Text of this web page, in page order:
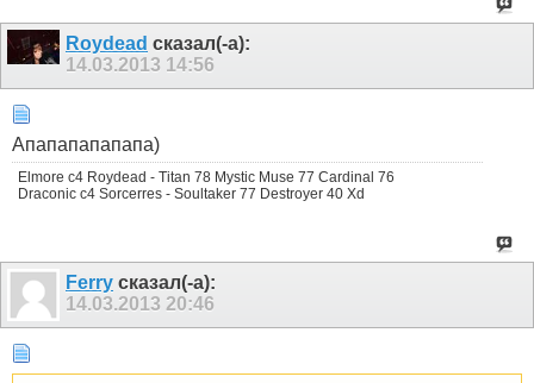
Roydead сказал(-а):
14.03.2013 14:56
Апапапапапапа)
Elmore c4 Roydead - Titan 78 Mystic Muse 77 Cardinal 76
Draconic c4 Sorcerres - Soultaker 77 Destroyer 40 Xd
Ferry сказал(-а):
14.03.2013 20:46